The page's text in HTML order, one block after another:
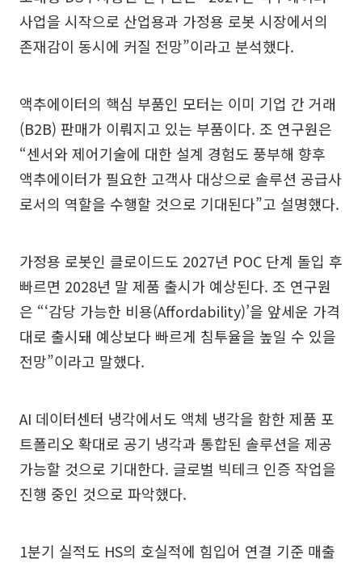
사업을 시작으로 산업용과 가정용 로봇 시장에서의
존재감이 동시에 커질 전망”이라고 분석했다.
액추에이터의 핵심 부품인 모터는 이미 기업 간 거래
(B2B) 판매가 이뤄지고 있는 부품이다. 조 연구원은
“센서와 제어기술에 대한 설계 경험도 풍부해 향후
액추에이터가 필요한 고객사 대상으로 솔루션 공급사
로서의 역할을 수행할 것으로 기대된다”고 설명했다.
가정용 로봇인 클로이드도 2027년 POC 단계 돌입 후
빠르면 2028년 말 제품 출시가 예상된다. 조 연구원
은 “‘감당 가능한 비용(Affordability)’을 앞세운 가격
대로 출시돼 예상보다 빠르게 침투율을 높일 수 있을
전망”이라고 말했다.
AI 데이터센터 냉각에서도 액체 냉각을 함한 제품 포
트폴리오 확대로 공기 냉각과 통합된 솔루션을 제공
가능할 것으로 기대한다. 글로벌 빅테크 인증 작업을
진행 중인 것으로 파악했다.
1분기 실적도 HS의 호실적에 힘입어 연결 기준 매출